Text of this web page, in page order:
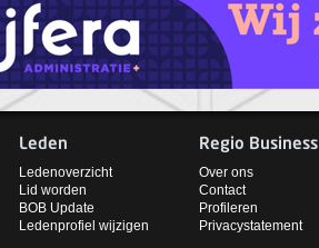
Leden
Ledenoverzicht
Lid worden
BOB Update
Ledenprofiel wijzigen
Regio Business
Over ons
Contact
Profileren
Privacystatement